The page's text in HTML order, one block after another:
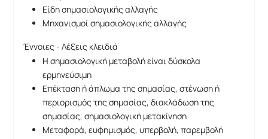
Είδη σημασιολογικής αλλαγής
Μηχανισμοί σημασιολογικής αλλαγής
Έννοιες - Λέξεις κλειδιά
Η σημασιολογική μεταβολή είναι δύσκολα
ερμηνεύσιμη
Επέκταση ή άπλωμα της σημασίας, στένωση ή
περιορισμός της σημασίας, διακλάδωση της
σημασίας, σημασιολογική μετακίνηση
Μεταφορά, ευφημισμός, υπερβολή, παρεμβολή